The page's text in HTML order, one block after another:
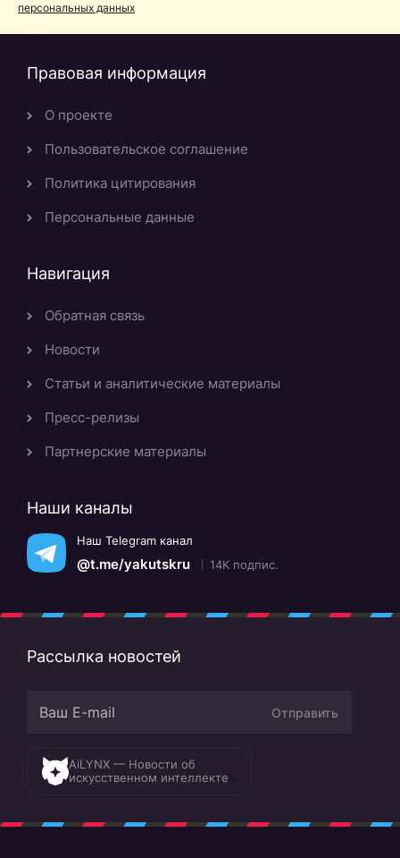
персональных данных
Правовая информация
О проекте
Пользовательское соглашение
Политика цитирования
Персональные данные
Навигация
Обратная связь
Новости
Статьи и аналитические материалы
Пресс-релизы
Партнерские материалы
Наши каналы
Наш Telegram канал
@t.me/yakutskru 14K подпис.
Рассылка новостей
Отправить
AiLYNX — Новости об
искусственном интеллекте